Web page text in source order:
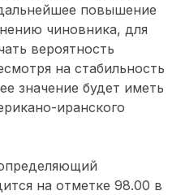
повышение
чиновника, для
вероятность
на стабильность
значение будет иметь
иранского
на отметке 98.00 в